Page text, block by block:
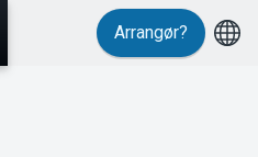
Arrangør?